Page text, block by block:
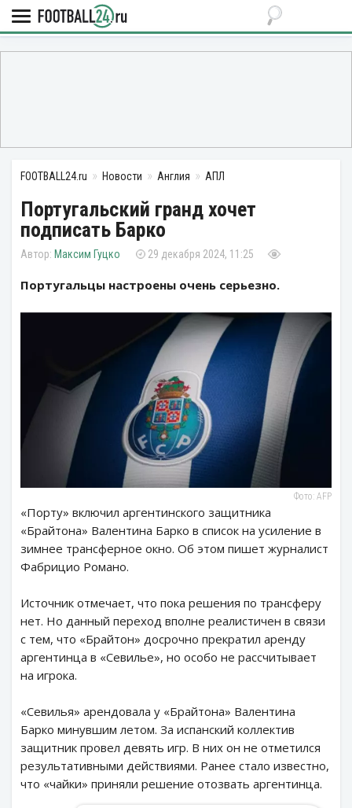
FOOTBALL24.ru Новости Англия АПЛ
Португальский гранд хочет
подписать Барко
Максим Гуцко 29 декабря 2024, 11:25
Португальцы настроены очень серьезно.
Фото: AFP
«Порту» включил аргентинского защитника
«Брайтона» Валентина Барко в список на усиление в
зимнее трансферное окно. Об этом пишет журналист
Фабрицио Романо.
Источник отмечает, что пока решения по трансферу
нет. Но данный переход вполне реалистичен в связи
с тем, что «Брайтон» досрочно прекратил аренду
аргентинца в «Севилье», но особо не рассчитывает
на игрока.
«Севилья» арендовала у «Брайтона» Валентина
Барко минувшим летом. За испанский коллектив
защитник провел девять игр. В них он не отметился
результативными действиями. Ранее стало известно,
что «чайки» приняли решение отозвать аргентинца.